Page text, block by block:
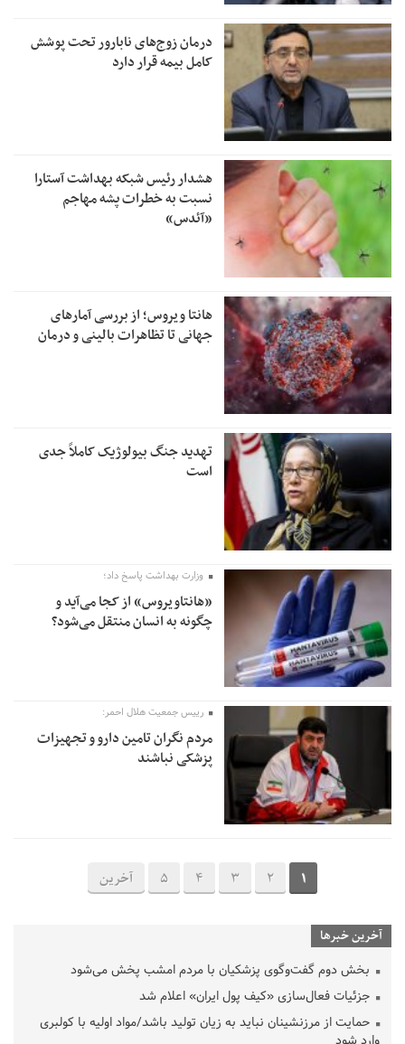
درمان زوج‌های نابارور تحت پوشش
کامل بیمه‌ قرار دارد
هشدار رئیس شبکه بهداشت آستارا
نسبت به خطرات پشه مهاجم
«آئدس»
هانتا ویروس؛ از بررسی آمارهای
جهانی تا تظاهرات بالینی و درمان
تهدید جنگ بیولوژیک کاملاً جدی
است
وزارت بهداشت پاسخ داد؛
«هانتاویروس» از کجا می‌آید و
چگونه به انسان منتقل می‌شود؟
رییس جمعیت هلال احمر:
مردم نگران تامین دارو و تجهیزات
پزشکی نباشند
1
2
3
4
5 آخرین
آخرین خبرها
بخش دوم گفت‌وگوی پزشکیان با مردم امشب پخش می‌شود
جزئیات فعال‌سازی «کیف پول ایران» اعلام شد
حمایت از مرزنشینان نباید به زیان تولید باشد/مواد اولیه با کولبری